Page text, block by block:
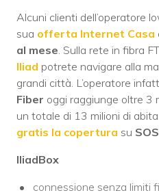
Alcuni clienti dell’operatore
sua offerta Internet Casa
al mese . Sulla rete in fibra
Iliad potrete navigare alla
grandi città. L’operatore
Fiber oggi raggiunge oltre 3
un totale di 13 milioni di
gratis la copertura su
IliadBox
connessione senza limiti